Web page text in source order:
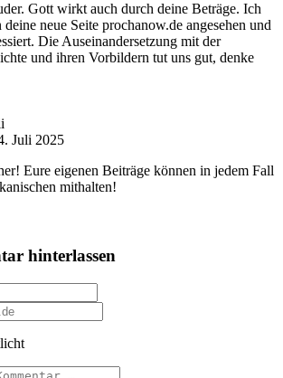
Gott wirkt auch durch deine Beträge. Ich
deine neue Seite prochanow.de angesehen und
Die Auseinandersetzung mit der
und ihren Vorbildern tut uns gut, denke
Juli 2025
Eure eigenen Beiträge können in jedem Fall
mithalten!
hinterlassen